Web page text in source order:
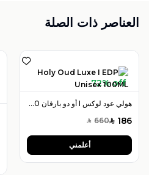
العناصر ذات الصلة
72% off
هولي عود لوكس I أو دو بارفان 100 مل للجنسين
SAR 186
SAR 660
أعلمني